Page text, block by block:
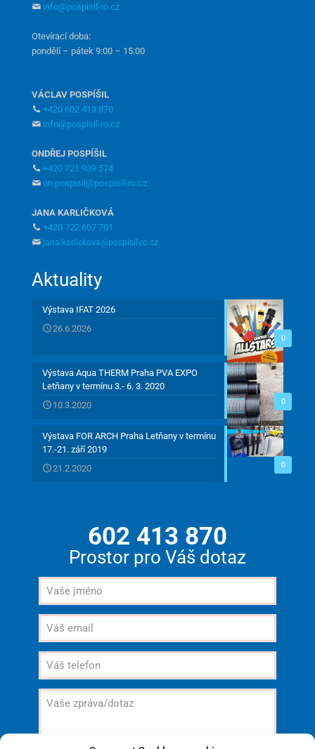
info@pospisil-ro.cz
Otevírací doba:
pondělí – pátek 9:00 – 15:00
VÁCLAV POSPÍŠIL
+420 602 413 870
info@pospisil-ro.cz
ONDŘEJ POSPÍŠIL
+420 721 939 574
on.pospisil@pospisil-ro.cz
JANA KARLIČKOVÁ
+420 722 607 701
jana.karlickova@pospisil-ro.cz
Aktuality
0
Výstava IFAT 2026
26.6.2026
0
Výstava Aqua THERM Praha PVA EXPO
Letňany v termínu 3.- 6. 3. 2020
10.3.2020
0
Výstava FOR ARCH Praha Letňany v termínu
17.-21. září 2019
21.2.2020
602 413 870
Prostor pro Váš dotaz